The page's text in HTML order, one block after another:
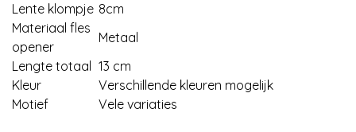
Lente klompje 8cm
Materiaal fles
opener
Metaal
Lengte totaal 13 cm
Kleur
Verschillende kleuren mogelijk
Motief
Vele variaties